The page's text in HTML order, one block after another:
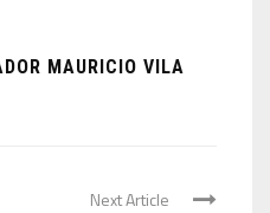
MAURICIO VILA
Next Article